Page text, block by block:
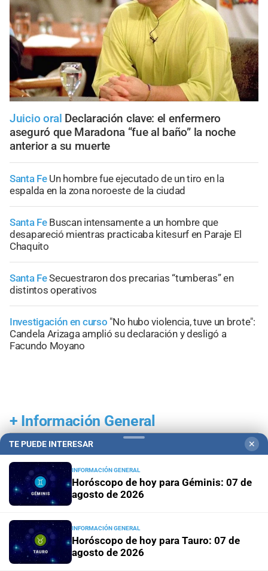
Juicio oral Declaración clave: el enfermero
aseguró que Maradona “fue al baño” la noche
anterior a su muerte
Santa Fe Un hombre fue ejecutado de un tiro en la
espalda en la zona noroeste de la ciudad
Santa Fe Buscan intensamente a un hombre que
desapareció mientras practicaba kitesurf en Paraje El
Chaquito
Santa FeSecuestraron dos precarias “tumberas” en
distintos operativos
Investigación en curso "No hubo violencia, tuve un brote":
Candela Arizaga amplió su declaración y desligó a
Facundo Moyano
+ Información General
TE PUEDE INTERESAR ✕
INFORMACIÓN GENERAL
Horóscopo de hoy para Géminis: 07 de
agosto de 2026
INFORMACIÓN GENERAL
Horóscopo de hoy para Tauro: 07 de
agosto de 2026